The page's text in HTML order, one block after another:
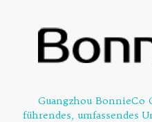
Guangzhou
führendes, umfassendes